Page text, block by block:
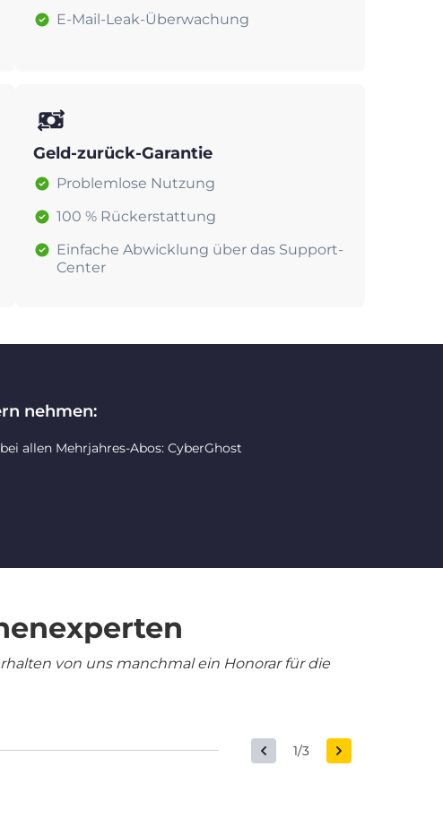
E-Mail-Leak-Überwachung
Geld-zurück-Garantie
Problemlose Nutzung
100 % Rückerstattung
Einfache Abwicklung über das Support-
Center
nehmen:
allen Mehrjahres-Abos: CyberGhost
von uns manchmal ein Honorar für die
1/3